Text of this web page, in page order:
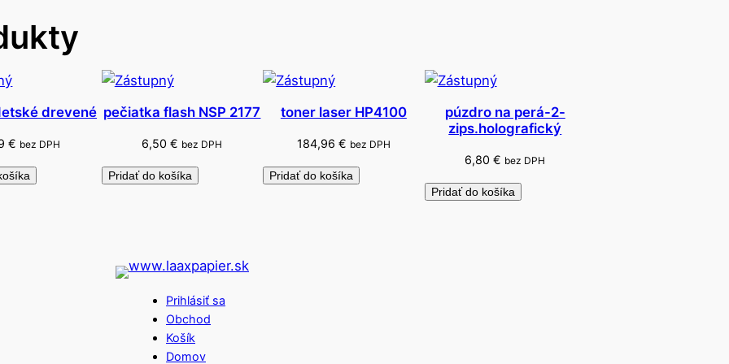
d
drevené
€ bez DPH
pečiatka flash NSP 2177
6,50€ bez DPH
Pridať do košíka
toner laser HP4100
184,96 € bez DPH
Pridať do košíka
púzdro na perá-2-
zips.holografický
6,80€ bez DPH
Pridať do košíka
Prihlásiť sa
Obchod
Košík
Domov